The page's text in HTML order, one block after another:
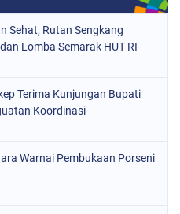
Sehat, Rutan Sengkang
Lomba Semarak HUT RI
Terima Kunjungan Bupati
Koordinasi
Warnai Pembukaan Porseni